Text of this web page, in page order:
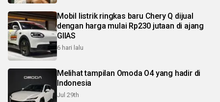
Mobil listrik ringkas baru Chery Q dijual
dengan harga mulai Rp230 jutaan di ajang
GIIAS
6 hari lalu
Melihat tampilan Omoda O4 yang hadir di
Indonesia
Jul 29th